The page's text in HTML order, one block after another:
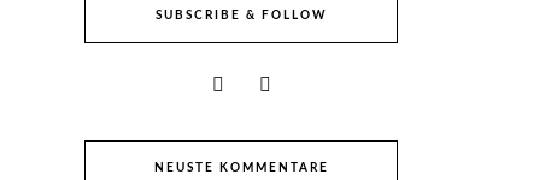
SUBSCRIBE & FOLLOW
NEUSTE KOMMENTARE